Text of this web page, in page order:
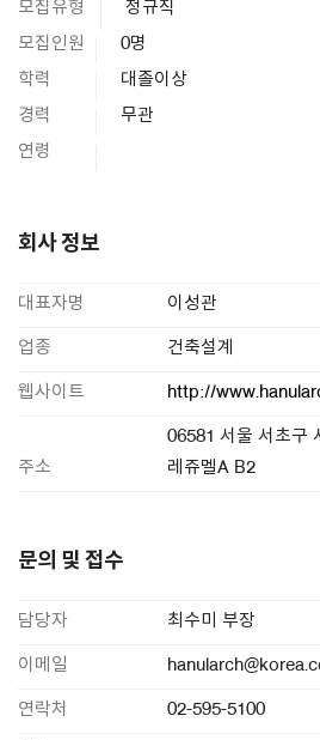
모집유형 정규직
모집인원 0명
학력 대졸이상
경력 무관
연령
회사 정보
대표자명 이성관
업종 건축설계
웹사이트 http://
주소
06581 서울 서초구
레쥬멜A B2
문의 및 접수
담당자 최수미 부장
이메일
연락처 02-595-5100